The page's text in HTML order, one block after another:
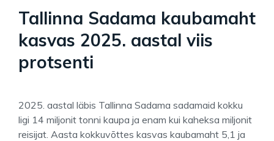
Tallinna Sadama kaubamaht
kasvas 2025. aastal viis
protsenti
2025. aastal läbis Tallinna Sadama sadamaid kokku
ligi 14 miljonit tonni kaupa ja enam kui kaheksa miljonit
reisijat. Aasta kokkuvõttes kasvas kaubamaht 5,1 ja